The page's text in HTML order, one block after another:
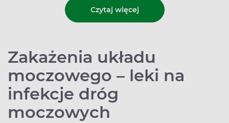
Czytaj więcej
Zakażenia układu
moczowego – leki na
infekcje dróg
moczowych